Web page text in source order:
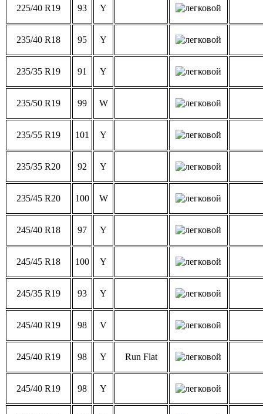
225/40 R19 93 Y
235/40 R18 95 Y
235/35 R19 91 Y
235/50 R19 99 W
235/55 R19 101 Y
235/35 R20 92 Y
235/45 R20 100 W
245/40 R18 97 Y
245/45 R18 100 Y
245/35 R19 93 Y
245/40 R19 98 V
245/40 R19 98 Y Run Flat
245/40 R19 98 Y